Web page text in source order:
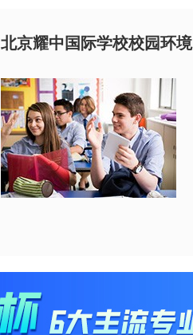
北京耀中国际学校校园环境